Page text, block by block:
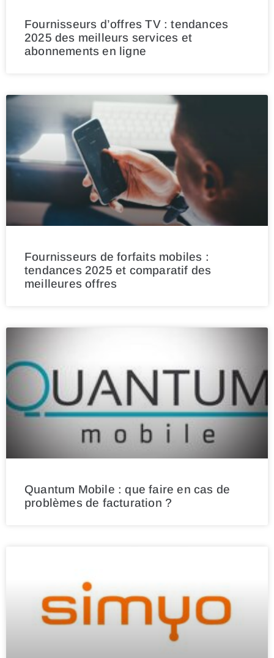
Fournisseurs d’offres TV : tendances
2025 des meilleurs services et
abonnements en ligne
Fournisseurs de forfaits mobiles :
tendances 2025 et comparatif des
meilleures offres
Quantum Mobile : que faire en cas de
problèmes de facturation ?